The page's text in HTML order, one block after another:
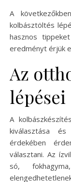
A
kolbásztöltés
hasznos
eredményt érjük
Az
lépései
A
kiválasztása
érdekében
választani. Az
só,